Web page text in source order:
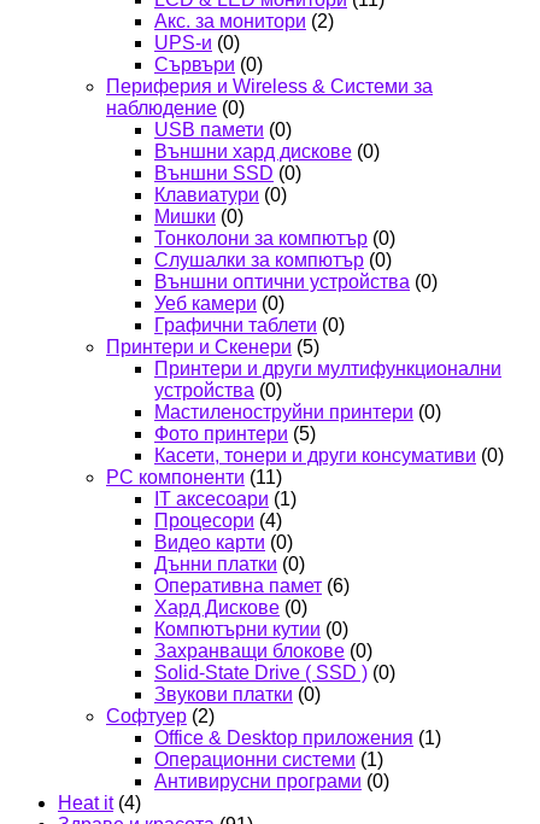
Акс. за монитори (2)
UPS-и (0)
Сървъри (0)
Периферия и Wireless & Системи за
наблюдение (0)
USB памети (0)
Външни хард дискове (0)
Външни SSD (0)
Клавиатури (0)
Мишки (0)
Тонколони за компютър (0)
Слушалки за компютър (0)
Външни оптични устройства (0)
Уеб камери (0)
Графични таблети (0)
Принтери и Скенери (5)
Принтери и други мултифункционални
устройства (0)
Мастиленоструйни принтери (0)
Фото принтери (5)
Касети, тонери и други консумативи (0)
PC компоненти (11)
IT аксесоари (1)
Процесори (4)
Видео карти (0)
Дънни платки (0)
Оперативна памет (6)
Хард Дискове (0)
Компютърни кутии (0)
Захранващи блокове (0)
Solid-State Drive ( SSD ) (0)
Звукови платки (0)
Софтуер (2)
Office & Desktop приложения (1)
Операционни системи (1)
Антивирусни програми (0)
Heat it (4)